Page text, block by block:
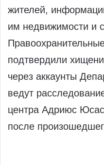
жителей,
им недвижимости и
подтвердили
через аккаунты
ведут
центра Адриюс
после